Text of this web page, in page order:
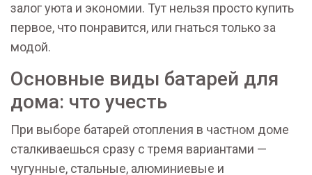
залог уюта и экономии. Тут нельзя просто купить
первое, что понравится, или гнаться только за
модой.
Основные виды батарей для
дома: что учесть
При выборе батарей отопления в частном доме
сталкиваешься сразу с тремя вариантами —
чугунные, стальные, алюминиевые и